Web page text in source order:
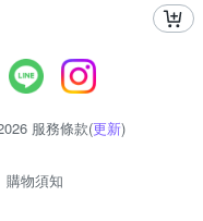
服務條款(更新)
購物須知